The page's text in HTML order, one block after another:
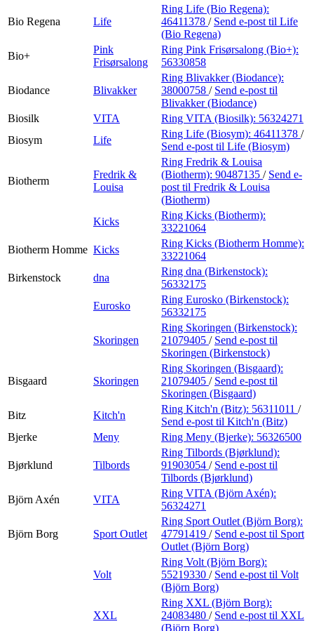
Bio Regena Life
Ring Life (Bio Regena):
46411378 / Send e-post til Life
(Bio Regena)
Bio+
Pink
Frisørsalong
Ring Pink Frisørsalong (Bio+):
56330858
Biodance Blivakker
Ring Blivakker (Biodance):
38000758 / Send e-post til
Blivakker (Biodance)
Biosilk
VITA Ring VITA (Biosilk): 56324271
Biosym
Life
Ring Life (Biosym): 46411378 /
Send e-post til Life (Biosym)
Biotherm
Fredrik &
Louisa
Ring Fredrik & Louisa
(Biotherm): 90487135 / Send e-
post til Fredrik & Louisa
(Biotherm)
Kicks
Ring Kicks (Biotherm):
33221064
Biotherm Homme Kicks
Ring Kicks (Biotherm Homme):
33221064
Birkenstock
dna
Ring dna (Birkenstock):
56332175
Eurosko
Ring Eurosko (Birkenstock):
56332175
Skoringen
Ring Skoringen (Birkenstock):
21079405 / Send e-post til
Skoringen (Birkenstock)
Bisgaard Skoringen
Ring Skoringen (Bisgaard):
21079405 / Send e-post til
Skoringen (Bisgaard)
Bitz
Kitch'n
Ring Kitch'n (Bitz): 56311011 /
Send e-post til Kitch'n (Bitz)
Bjerke
Meny Ring Meny (Bjerke): 56326500
Bjørklund Tilbords
Ring Tilbords (Bjørklund):
91903054 / Send e-post til
Tilbords (Bjørklund)
Björn Axén
VITA
Ring VITA (Björn Axén):
56324271
Björn Borg Sport Outlet
Ring Sport Outlet (Björn Borg):
47791419 / Send e-post til Sport
Outlet (Björn Borg)
Volt
Ring Volt (Björn Borg):
55219330 / Send e-post til Volt
(Björn Borg)
XXL
Ring XXL (Björn Borg):
24083480 / Send e-post til XXL
(Björn Borg)